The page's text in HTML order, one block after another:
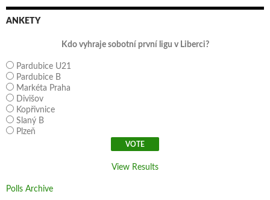
ANKETY
Kdo vyhraje sobotní první ligu v Liberci?
Pardubice U21
Pardubice B
Markéta Praha
Divišov
Kopřivnice
Slaný B
Plzeň
View Results
Polls Archive